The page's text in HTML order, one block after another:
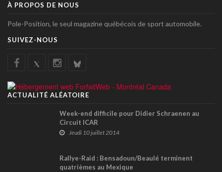
À PROPOS DE NOUS
Pole-Position, le seul magazine québécois de sport automobile.
SUIVEZ-NOUS
ACTUALITÉ ALÉATOIRE
Week-end difficile pour Didier Schraenen au
Circuit ICAR
Jeudi 10 juillet 2014
Rallye-Raid : Bensadoun/Beaulé terminent
quatrièmes au Mexique